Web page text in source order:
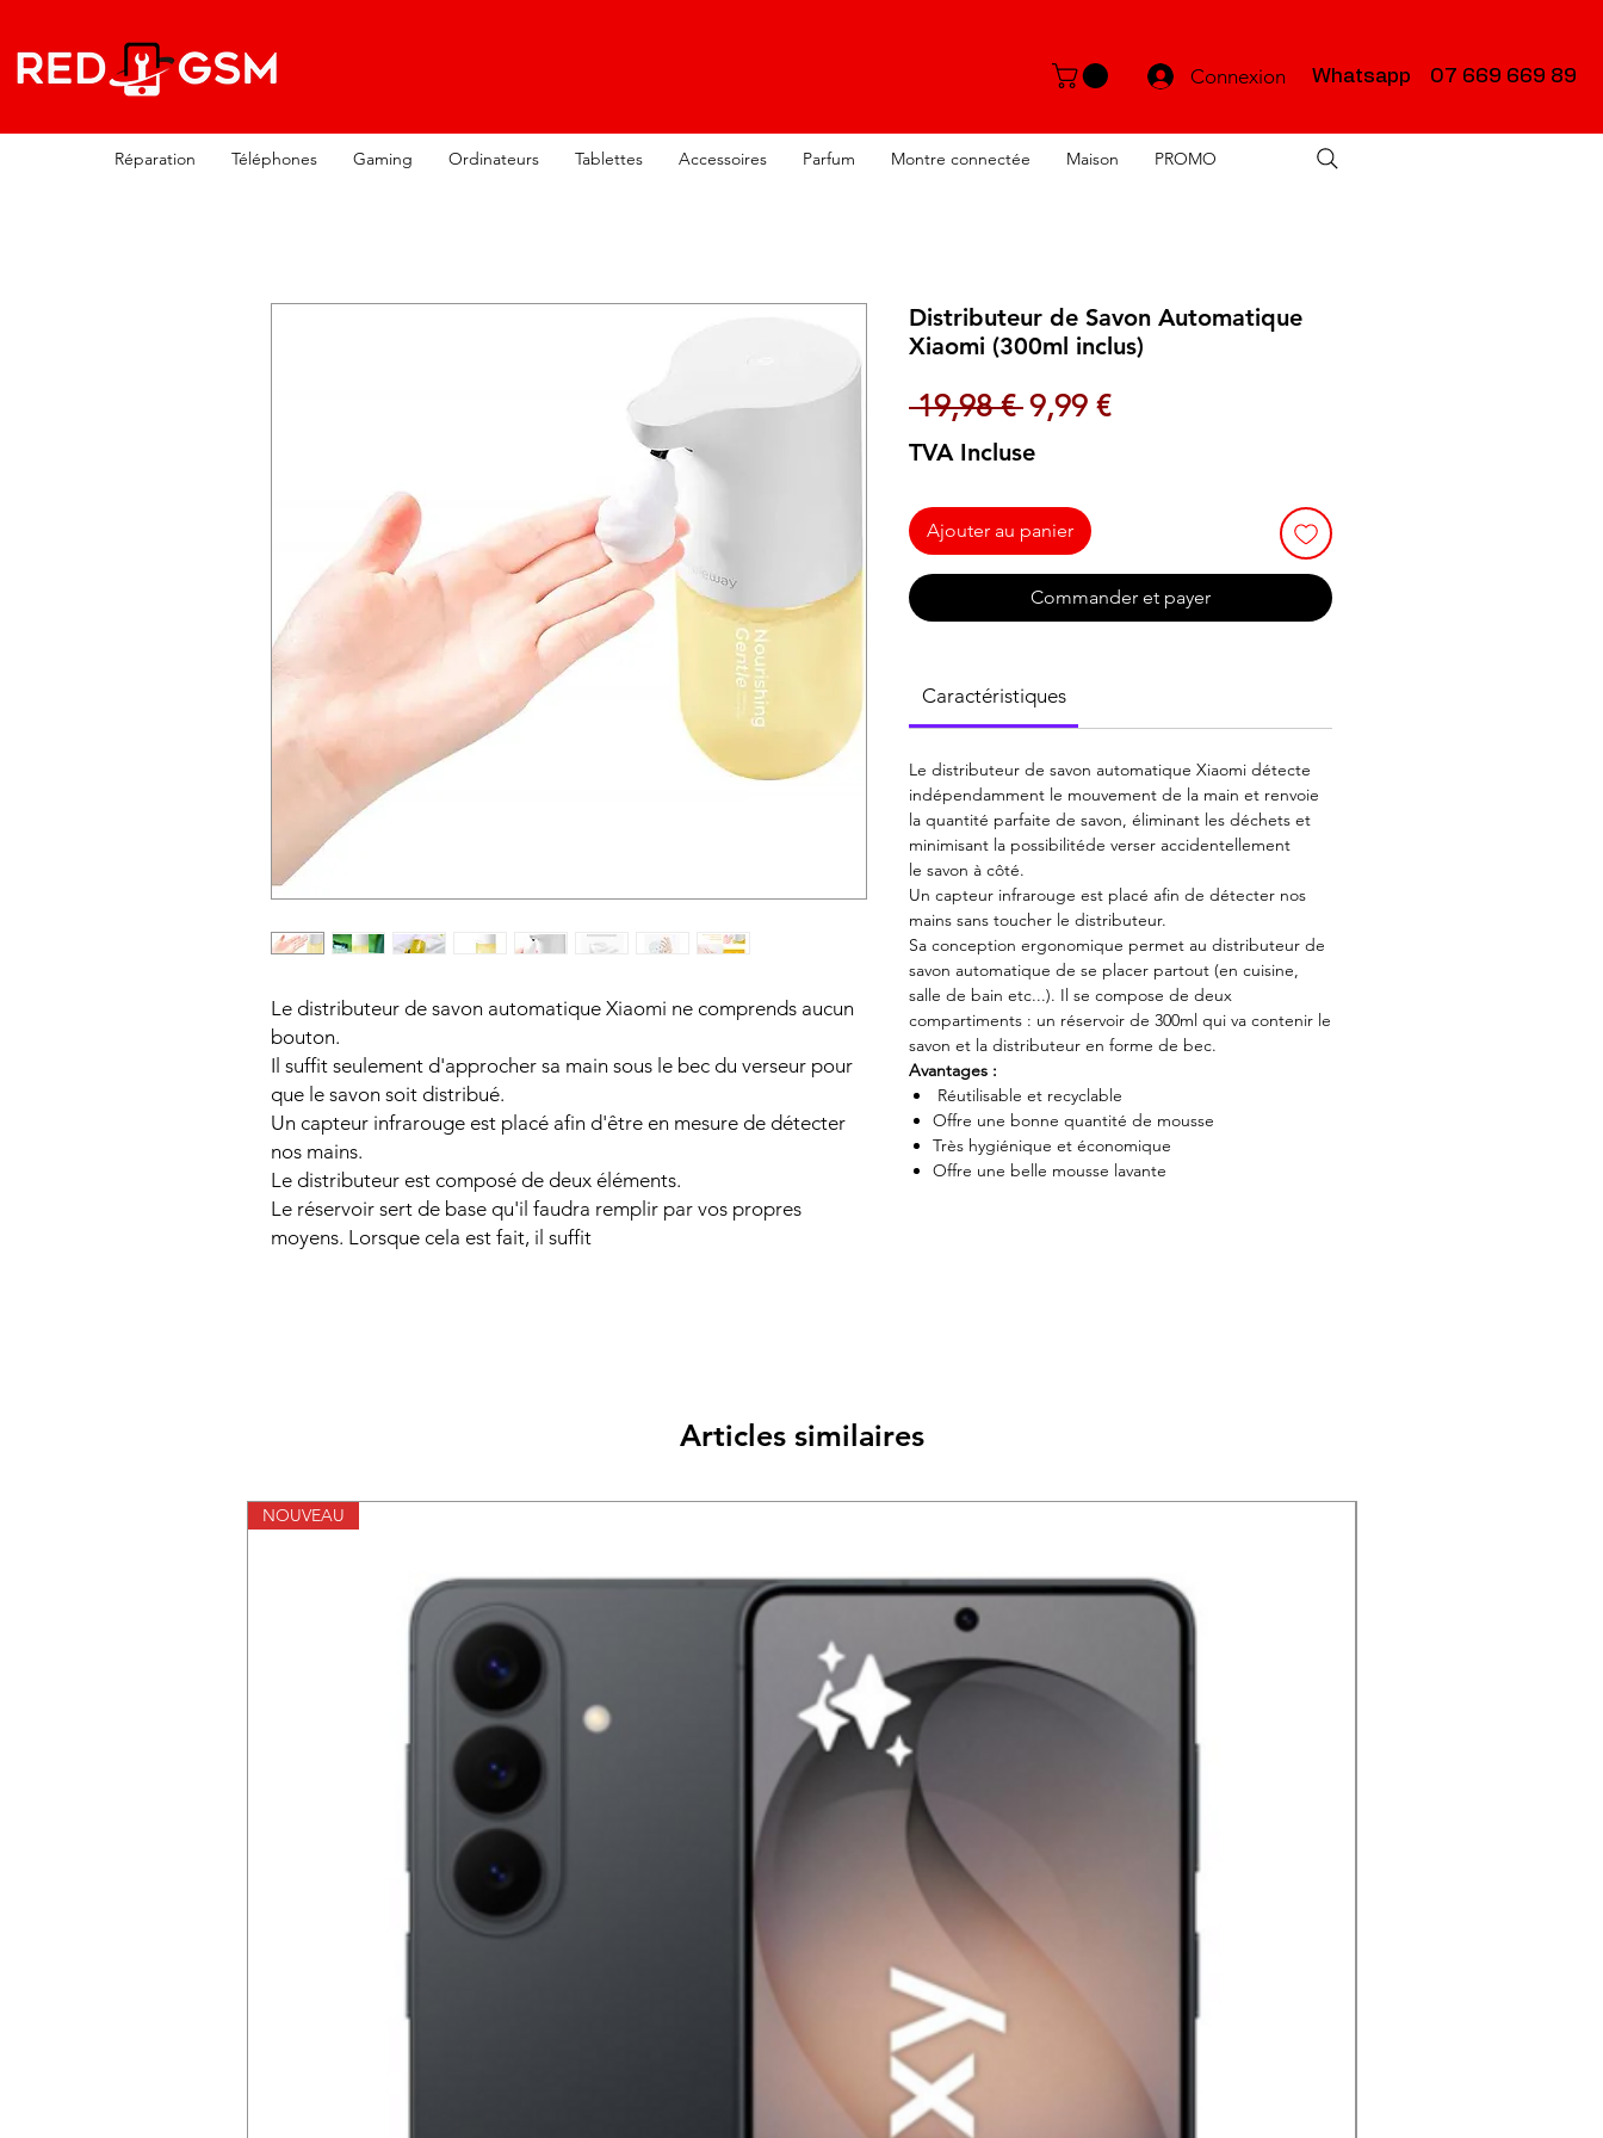
Connexion Whatsapp 07 669 669 89
Réparation Téléphones Gaming Ordinateurs Tablettes Accessoires Parfum Montre connectée Maison PROMO
Le distributeur de savon automatique Xiaomi ne comprends aucun
bouton.
Il suffit seulement d'approcher sa main sous le bec du verseur pour
que le savon soit distribué.
Un capteur infrarouge est placé afin d'être en mesure de détecter
nos mains.
Le distributeur est composé de deux éléments.
Le réservoir sert de base qu'il faudra remplir par vos propres
moyens. Lorsque cela est fait, il suffit
Distributeur de Savon Automatique
Xiaomi (300ml inclus)
19,98 € Prix original
9,99 €Prix promotionnel
TVA Incluse
Ajouter au panier
Commander et payer
Caractéristiques
Le distributeur de savon automatique Xiaomi détecte
indépendamment le mouvement de la main et renvoie
la quantité parfaite de savon, éliminant les déchets et
minimisant la possibilitéde verser accidentellement
le savon à côté.
Un capteur infrarouge est placé afin de détecter nos
mains sans toucher le distributeur.
Sa conception ergonomique permet au distributeur de
savon automatique de se placer partout (en cuisine,
salle de bain etc...). Il se compose de deux
compartiments : un réservoir de 300ml qui va contenir le
savon et la distributeur en forme de bec.
Avantages :
Réutilisable et recyclable
Offre une bonne quantité de mousse
Très hygiénique et économique
Offre une belle mousse lavante
Articles similaires
NOUVEAU